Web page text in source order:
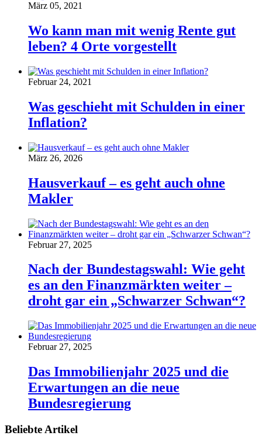
März 05, 2021
Wo kann man mit wenig Rente gut
leben? 4 Orte vorgestellt
Februar 24, 2021
Was geschieht mit Schulden in einer
Inflation?
März 26, 2026
Hausverkauf – es geht auch ohne
Makler
Februar 27, 2025
Nach der Bundestagswahl: Wie geht
es an den Finanzmärkten weiter –
droht gar ein „Schwarzer Schwan“?
Februar 27, 2025
Das Immobilienjahr 2025 und die
Erwartungen an die neue
Bundesregierung
Beliebte Artikel